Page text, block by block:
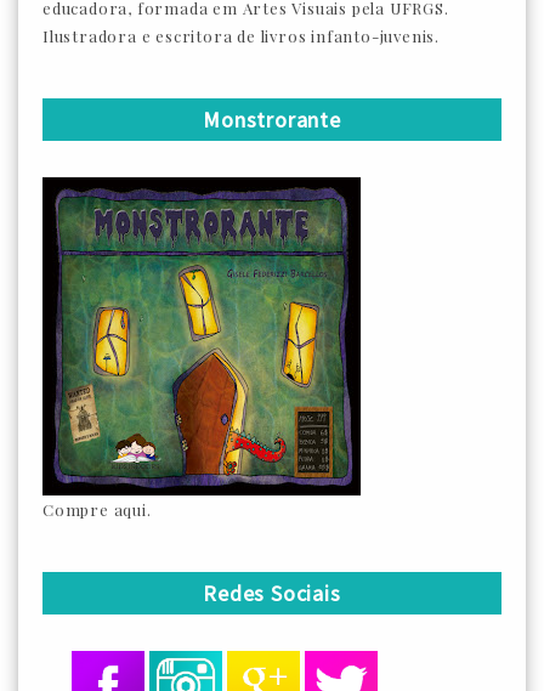
educadora, formada em Artes Visuais pela UFRGS.
Ilustradora e escritora de livros infanto-juvenis.
Monstrorante
Compre aqui.
Redes Sociais